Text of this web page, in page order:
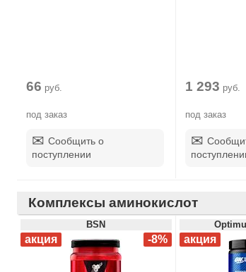
66 руб.
под заказ
Сообщить о
поступлении
1 293 руб.
под заказ
Комплексы аминокислот
BSN